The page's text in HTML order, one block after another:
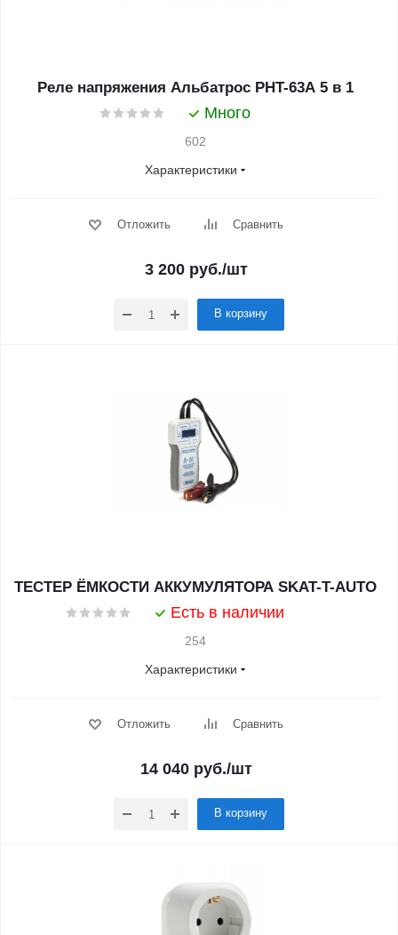
Реле напряжения Альбатрос PHT-63A 5 в 1
Много
602
Характеристики
Отложить Сравнить
3 200руб./шт
В корзину
ТЕСТЕР ЁМКОСТИ АККУМУЛЯТОРА SKAT-T-AUTO
Есть в наличии
254
Характеристики
Отложить Сравнить
14 040руб./шт
В корзину